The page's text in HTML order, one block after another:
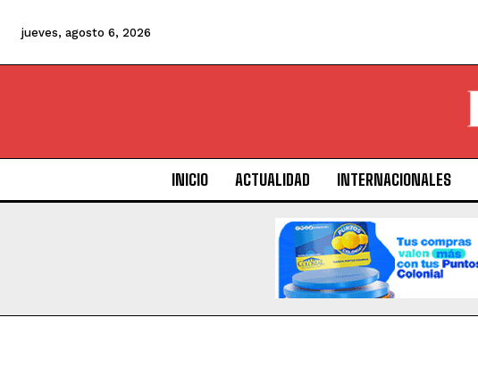
jueves, agosto 6, 2026
INICIO ACTUALIDAD INTERNACIONALES